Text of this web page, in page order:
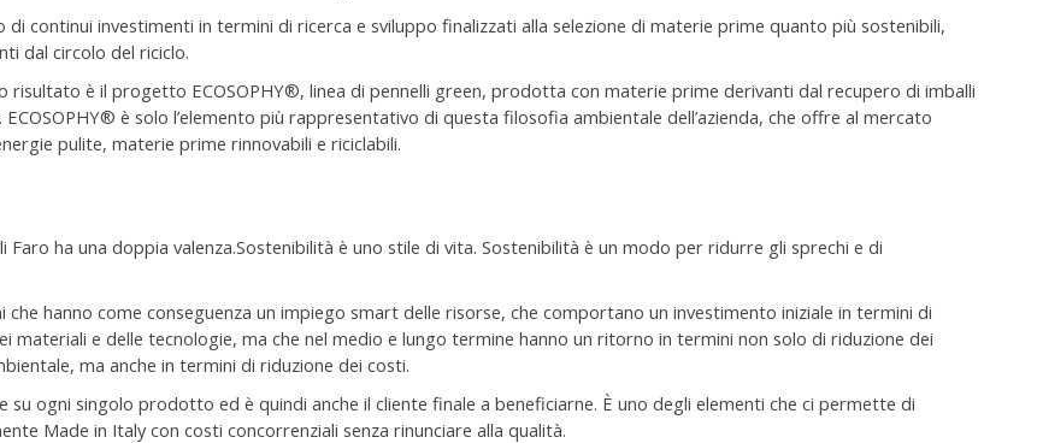
continui investimenti in termini di ricerca e sviluppo finalizzati alla selezione di materie prime quanto più sostenibili,
dal circolo del riciclo.
risultato è il progetto ECOSOPHY®, linea di pennelli green, prodotta con materie prime derivanti dal recupero di imballi
è solo l’elemento più rappresentativo di questa filosofia ambientale dell’azienda, che offre al mercato
pulite, materie prime rinnovabili e riciclabili.
Faro ha una doppia valenza.Sostenibilità è uno stile di vita. Sostenibilità è un modo per ridurre gli sprechi e di
che hanno come conseguenza un impiego smart delle risorse, che comportano un investimento iniziale in termini di
materiali e delle tecnologie, ma che nel medio e lungo termine hanno un ritorno in termini non solo di riduzione dei
ma anche in termini di riduzione dei costi.
ogni singolo prodotto ed è quindi anche il cliente finale a beneficiarne. È uno degli elementi che ci permette di
Made in Italy con costi concorrenziali senza rinunciare alla qualità.